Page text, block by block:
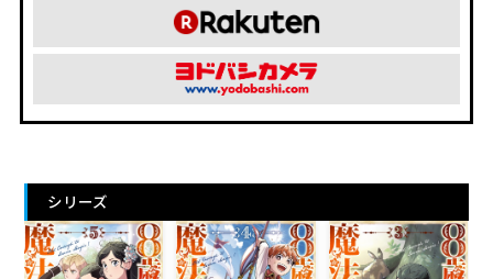
シリーズ